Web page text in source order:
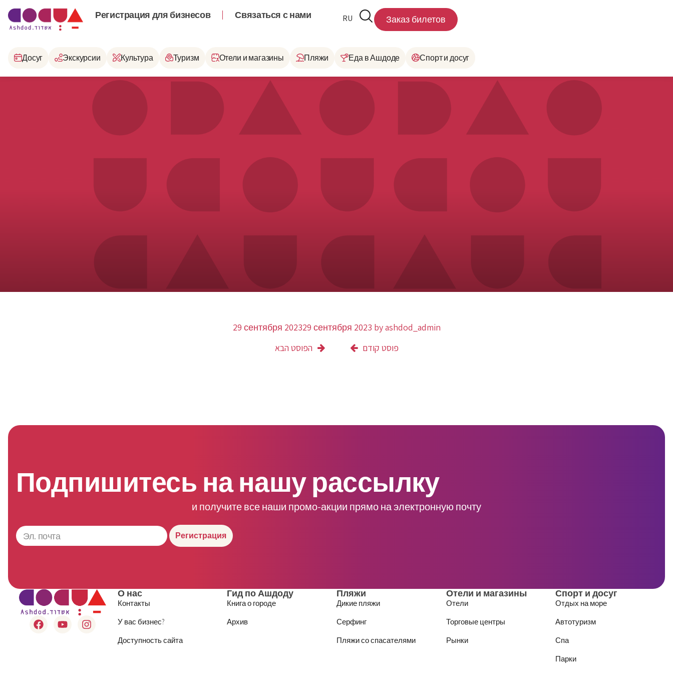
Регистрация для бизнесов Связаться с нами RU
HE
Заказ билетов
Досуг Экскурсии Культура Туризм Отели и магазины Пляжи Еда в Ашдоде Спорт и досуг
29 сентября 202329 сентября 2023 byashdod_admin
פוסט קודם
הפוסט הבא
Подпишитесь на нашу рассылку
и получите все наши промо-акции прямо на электронную почту
Регистрация
О нас
Контакты
У вас бизнес?
Доступность сайта
Гид по Ашдоду
Книга о городе
Архив
Пляжи
Дикие пляжи
Серфинг
Пляжи со спасателями
Отели и магазины
Отели
Торговые центры
Рынки
Спорт и досуг
Отдых на море
Автотуризм
Спа
Парки